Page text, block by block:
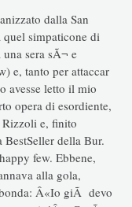
dalla San
simpaticone di
sera sÃ¬ e
e, tanto per attaccar
avesse letto il mio
opera di esordiente,
e, finito
della Bur.
few. Ebbene,
alla gola,
Â«Io giÃ devo